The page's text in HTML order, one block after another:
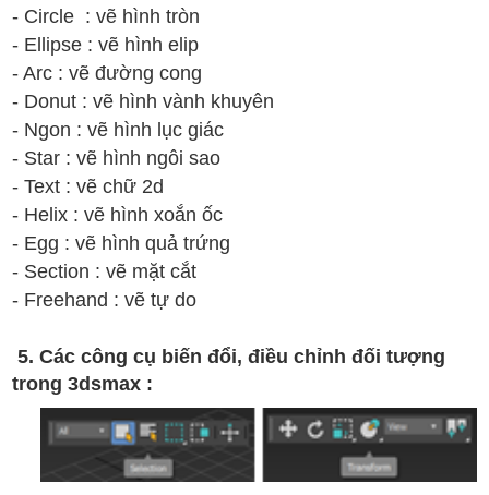
- Circle : vẽ hình tròn
- Ellipse : vẽ hình elip
- Arc : vẽ đường cong
- Donut : vẽ hình vành khuyên
- Ngon : vẽ hình lục giác
- Star : vẽ hình ngôi sao
- Text : vẽ chữ 2d
- Helix : vẽ hình xoắn ốc
- Egg : vẽ hình quả trứng
- Section : vẽ mặt cắt
- Freehand : vẽ tự do
5. Các công cụ biến đổi, điều chỉnh đối tượng
trong 3dsmax :